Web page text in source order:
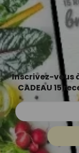
Inscrivez-vous
CADEAU 15